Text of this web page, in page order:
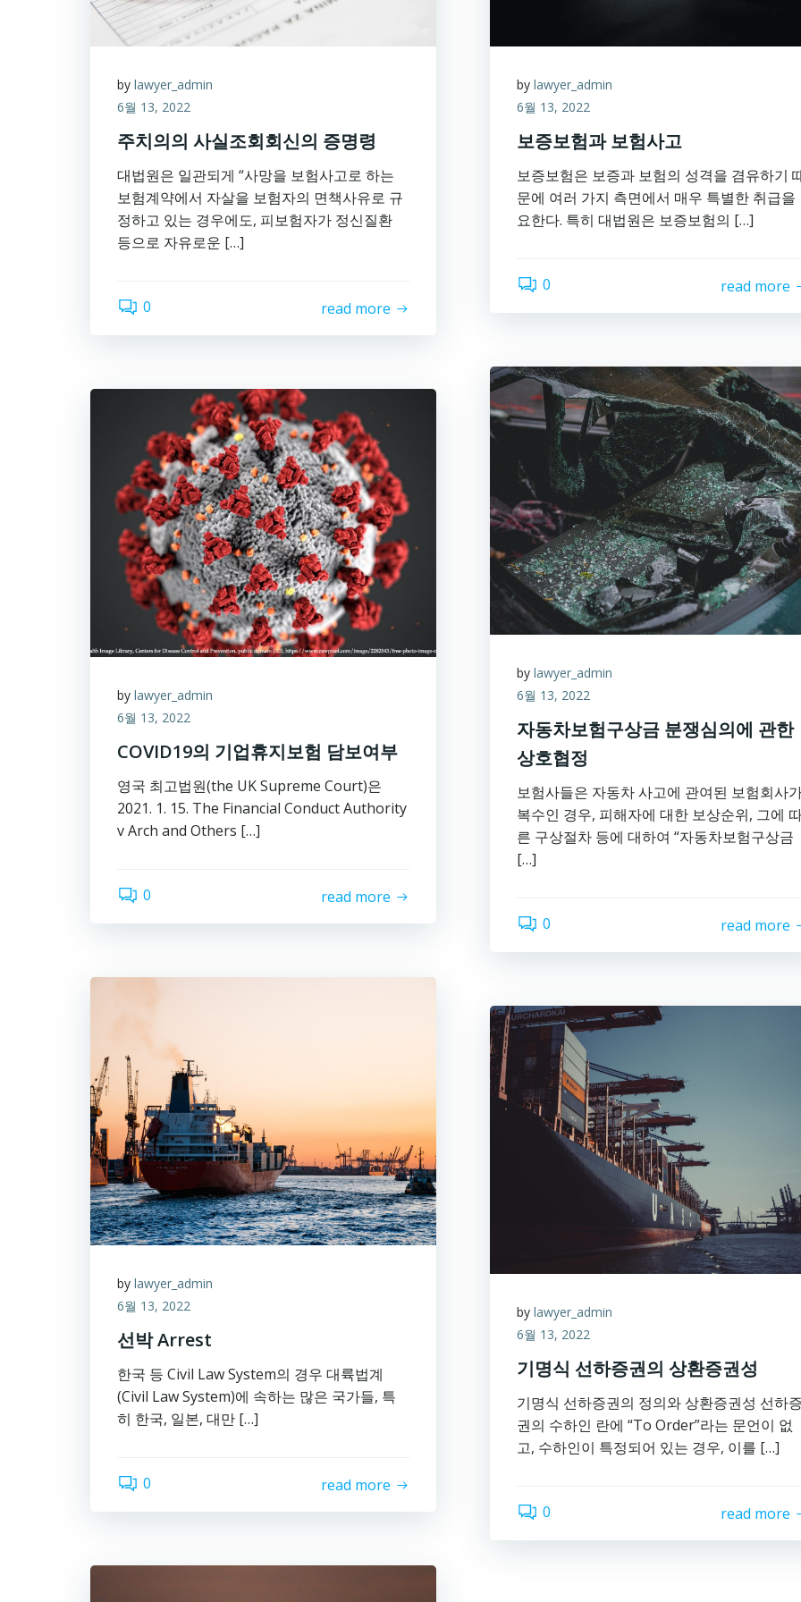
by lawyer_admin
6월 13, 2022
주치의의 사실조회회신의 증명령
대법원은 일관되게 “사망을 보험사고로 하는
보험계약에서 자살을 보험자의 면책사유로 규
정하고 있는 경우에도, 피보험자가 정신질환
등으로 자유로운 […]
0 read more
by lawyer_admin
6월 13, 2022
보증보험과 보험사고
보증보험은 보증과 보험의 성격을 겸유하기
문에 여러 가지 측면에서 매우 특별한 취급을
요한다. 특히 대법원은 보증보험의 […]
0 read more
by lawyer_admin
6월 13, 2022
자동차보험구상금 분쟁심의에 관한
상호협정
보험사들은 자동차 사고에 관여된 보험회사
복수인 경우, 피해자에 대한 보상순위, 그에
른 구상절차 등에 대하여 “자동차보험구상금
[…]
0 read more
by lawyer_admin
6월 13, 2022
COVID19의 기업휴지보험 담보여부
영국 최고법원(the UK Supreme Court)은
2021. 1. 15. The Financial Conduct Authority
v Arch and Others […]
0 read more
by lawyer_admin
6월 13, 2022
선박 Arrest
한국 등 Civil Law System의 경우 대륙법계
(Civil Law System)에 속하는 많은 국가들, 특
히 한국, 일본, 대만 […]
0 read more
by lawyer_admin
6월 13, 2022
기명식 선하증권의 상환증권성
기명식 선하증권의 정의와 상환증권성 선하
권의 수하인 란에 “To Order”라는 문언이 없
고, 수하인이 특정되어 있는 경우, 이를 […]
0 read more